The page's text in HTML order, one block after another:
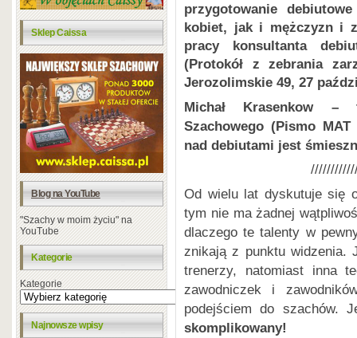
Sklep Caissa
Blog na YouTube
"Szachy w moim życiu" na
YouTube
Kategorie
Kategorie
Najnowsze wpisy
przygotowanie
kobiet, jak i mężczyzn i
pracy konsultanta
(Protokół z zebrania
Jerozolimskie 49, 27
Michał Krasenkow –
Szachowego (Pismo
nad debiutami jest
Od wielu lat dyskutuje się
tym nie ma żadnej
dlaczego te talenty w
znikają z punktu widzenia.
trenerzy, natomiast inna
zawodniczek i
podejściem do szachów.
skomplikowany!